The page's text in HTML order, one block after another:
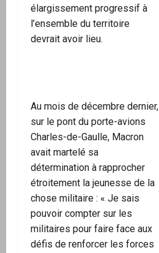
élargissement progressif à
l’ensemble du territoire
devrait avoir lieu.
Au mois de décembre dernier,
sur le pont du porte-avions
Charles-de-Gaulle, Macron
avait martelé sa
détermination à rapprocher
étroitement la jeunesse de la
chose militaire : « Je sais
pouvoir compter sur les
militaires pour faire face aux
défis de renforcer les forces